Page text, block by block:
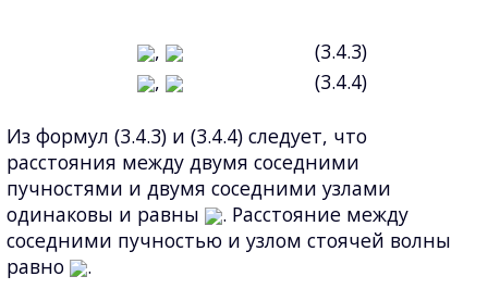
,
(3.4.3)
,
(3.4.4)
Из формул (3.4.3) и (3.4.4) следует, что
расстояния между двумя соседними
пучностями и двумя соседними узлами
одинаковы и равны
. Расстояние между
соседними пучностью и узлом стоячей волны
равно
.